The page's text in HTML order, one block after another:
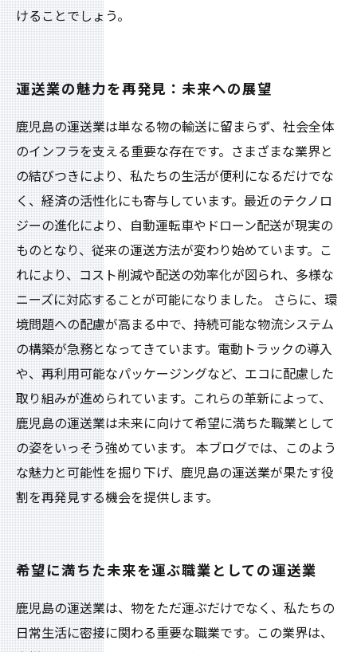
けることでしょう。
運送業の魅力を再発見：未来への展望
鹿児島の運送業は単なる物の輸送に留まらず、社会全体
のインフラを支える重要な存在です。さまざまな業界と
の結びつきにより、私たちの生活が便利になるだけでな
く、経済の活性化にも寄与しています。最近のテクノロ
ジーの進化により、自動運転車やドローン配送が現実の
ものとなり、従来の運送方法が変わり始めています。こ
れにより、コスト削減や配送の効率化が図られ、多様な
ニーズに対応することが可能になりました。 さらに、環
境問題への配慮が高まる中で、持続可能な物流システム
の構築が急務となってきています。電動トラックの導入
や、再利用可能なパッケージングなど、エコに配慮した
取り組みが進められています。これらの革新によって、
鹿児島の運送業は未来に向けて希望に満ちた職業として
の姿をいっそう強めています。 本ブログでは、このよう
な魅力と可能性を掘り下げ、鹿児島の運送業が果たす役
割を再発見する機会を提供します。
希望に満ちた未来を運ぶ職業としての運送業
鹿児島の運送業は、物をただ運ぶだけでなく、私たちの
日常生活に密接に関わる重要な職業です。この業界は、